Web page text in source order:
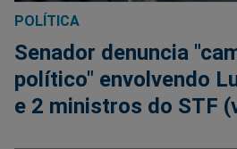
POLÍTICA
Senador denuncia
político" envolvendo
e 2 ministros do STF